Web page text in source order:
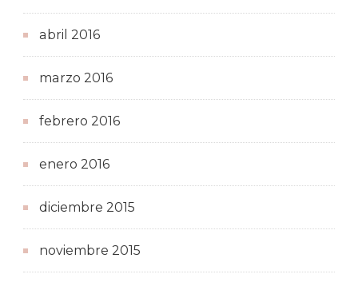
abril 2016
marzo 2016
febrero 2016
enero 2016
diciembre 2015
noviembre 2015